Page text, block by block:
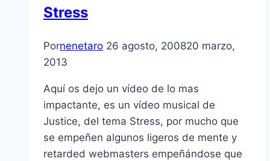
Stress
Pornenetaro 26 agosto, 200820 marzo,
2013
Aquí­ os dejo un ví­deo de lo mas
impactante, es un ví­deo musical de
Justice, del tema Stress, por mucho que
se empeñen algunos ligeros de mente y
retarded webmasters empeñándose que